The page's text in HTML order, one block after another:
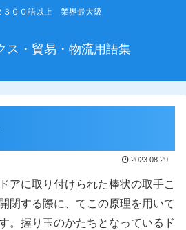
３００語以上 業界最大級
ス・貿易・物流用語集
2023.08.29
アに取り付けられた棒状の取手こ
閉する際に、てこの原理を用いて
。握り玉のかたちとなっているド